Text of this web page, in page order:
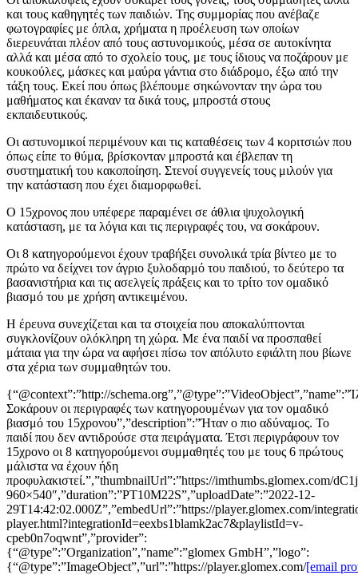
και τους καθηγητές των παιδιών. Της συμμορίας που ανέβαζε
φωτογραφίες με όπλα, χρήματα η προέλευση των οποίων
διερευνάται πλέον από τους αστυνομικούς, μέσα σε αυτοκίνητα
αλλά και μέσα από το σχολείο τους, με τους ίδιους να ποζάρουν με
κουκούλες, μάσκες και μαύρα γάντια στο διάδρομο, έξω από την
τάξη τους. Εκεί που όπως βλέπουμε σηκώνονταν την ώρα του
μαθήματος και έκαναν τα δικά τους, μπροστά στους
εκπαιδευτικούς.
Οι αστυνομικοί περιμένουν και τις καταθέσεις των 4 κοριτσιών που
όπως είπε το θύμα, βρίσκονταν μπροστά και έβλεπαν τη
συστηματική του κακοποίηση. Στενοί συγγενείς τους μιλούν για
την κατάσταση που έχει διαμορφωθεί.
Ο 15χρονος που υπέφερε παραμένει σε άθλια ψυχολογική
κατάσταση, με τα λόγια και τις περιγραφές του, να σοκάρουν.
Οι 8 κατηγορούμενοι έχουν τραβήξει συνολικά τρία βίντεο με το
πρώτο να δείχνει τον άγριο ξυλοδαρμό του παιδιού, το δεύτερο τα
βασανιστήρια και τις ασελγείς πράξεις και το τρίτο τον ομαδικό
βιασμό του με χρήση αντικειμένου.
Η έρευνα συνεχίζεται και τα στοιχεία που αποκαλύπτονται
συγκλονίζουν ολόκληρη τη χώρα. Με ένα παιδί να προσπαθεί
μάταια για την ώρα να αφήσει πίσω τον απόλυτο εφιάλτη που βίωνε
στα χέρια των συμμαθητών του.
{“@context”:”http://
Σοκάρουν οι περιγραφές των κατηγορουμένων για τον ομαδικό
βιασμό του 15χρονου”,”description”:”Ήταν ο πιο αδύναμος. Το
παιδί που δεν αντιδρούσε στα πειράγματα. Έτσι περιγράφουν τον
15χρονο οι 8 κατηγορούμενοι συμμαθητές του με τους 6 πρώτους
μάλιστα να έχουν ήδη
προφυλακιστεί.”,”thumbnailUrl”:”https://
960×540″,”duration”:”PT10M22S”,”uploadDate”:”2022-12-
29T14:42:02.000Z”,”embedUrl”:”https://player.glomex.com/
player.html?integrationId=eexbs1blamk2ac7&playlistId=v-
cpeb0n7oqwnt”,”provider”:
{“@type”:”Organization”,”name”:”glomex GmbH”,”logo”:
{“@type”:”ImageObject”,”url”:”https://player.glomex.com/[email